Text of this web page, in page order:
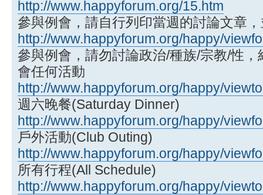
http://www.happyforum.org/15.htm
參與例會，請自行列印當週的討論文章
http://www.happyforum.org/happy/
參與例會，請勿討論政治/種族/宗教/性
會任何活動
http://www.happyforum.org/happy/
週六晚餐(Saturday Dinner)
http://www.happyforum.org/happy/
戶外活動(Club Outing)
http://www.happyforum.org/happy/
所有行程(All Schedule)
http://www.happyforum.org/happy/